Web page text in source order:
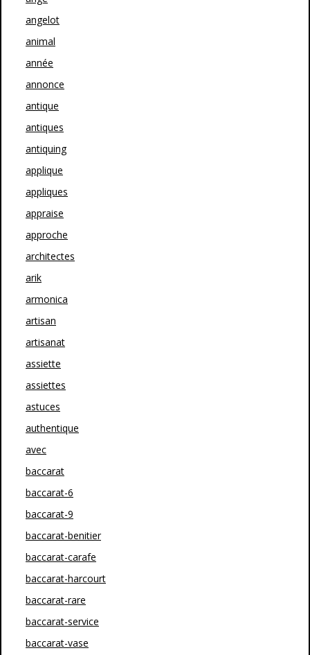
angelot
animal
année
annonce
antique
antiques
antiquing
applique
appliques
appraise
approche
architectes
arik
armonica
artisan
artisanat
assiette
assiettes
astuces
authentique
avec
baccarat
baccarat-6
baccarat-9
baccarat-benitier
baccarat-carafe
baccarat-harcourt
baccarat-rare
baccarat-service
baccarat-vase